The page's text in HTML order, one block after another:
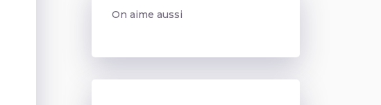
On aime aussi